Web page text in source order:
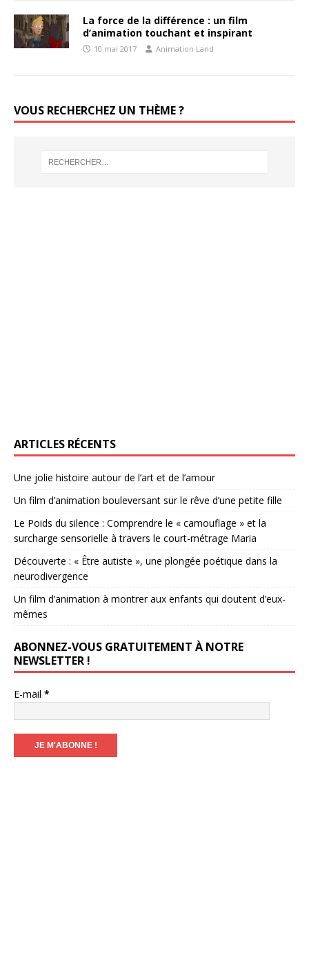
La force de la différence : un film
d’animation touchant et inspirant
10 mai 2017 Animation Land
VOUS RECHERCHEZ UN THÈME ?
ARTICLES RÉCENTS
Une jolie histoire autour de l’art et de l’amour
Un film d’animation bouleversant sur le rêve d’une petite fille
Le Poids du silence : Comprendre le « camouflage » et la
surcharge sensorielle à travers le court-métrage Maria
Découverte : « Être autiste », une plongée poétique dans la
neurodivergence
Un film d’animation à montrer aux enfants qui doutent d’eux-
mêmes
ABONNEZ-VOUS GRATUITEMENT À NOTRE
NEWSLETTER !
E-mail *